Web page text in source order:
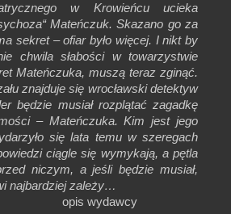
w Krowieńcu ucieka
Mateńczuk. Skazano go za
sekret – ofiar było więcej. I nikt by
chwila słabości w towarzystwie
Mateńczuka, muszą teraz zginąć.
znajduje się wrocławski detektyw
będzie musiał rozplątać zagadkę
– Mateńczuka. Kim jest jego
się lata temu w szeregach
ciągle się wymykają, a pętla
niczym, a jeśli będzie musiał,
najbardziej zależy…
opis wydawcy